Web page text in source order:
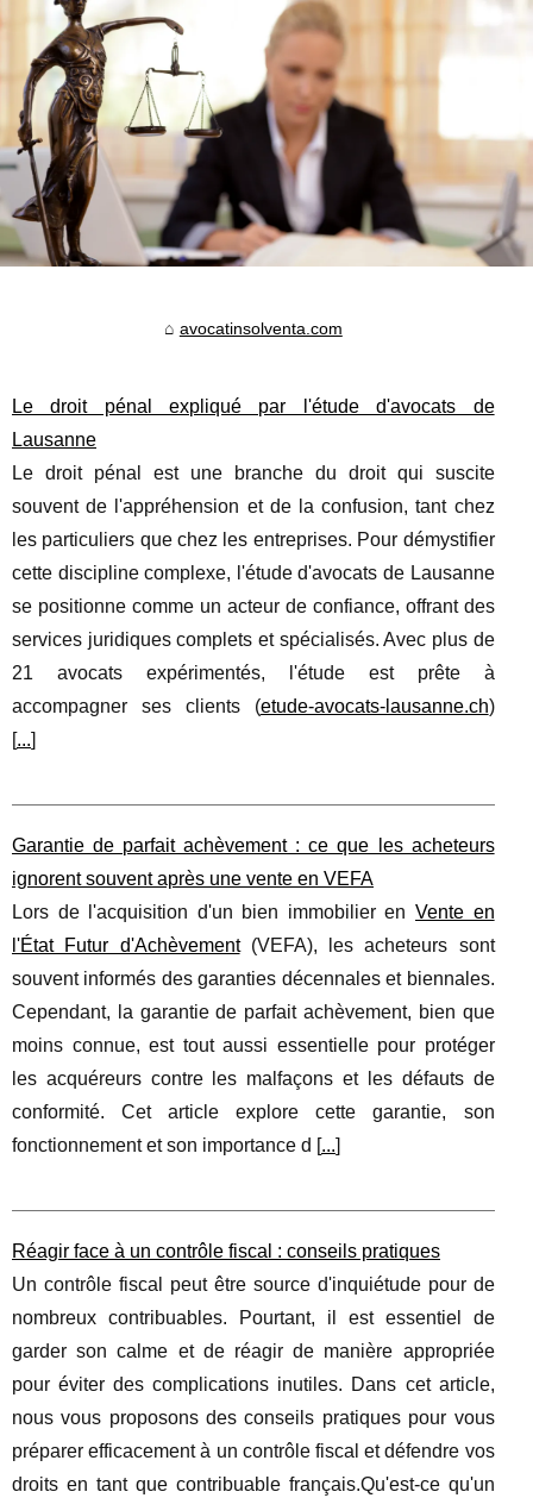
avocatinsolventa.com
Le droit pénal expliqué par l'étude d'avocats de
Lausanne
Le droit pénal est une branche du droit qui suscite
souvent de l'appréhension et de la confusion, tant chez
les particuliers que chez les entreprises. Pour démystifier
cette discipline complexe, l'étude d'avocats de Lausanne
se positionne comme un acteur de confiance, offrant des
services juridiques complets et spécialisés. Avec plus de
21 avocats expérimentés, l'étude est prête à
accompagner ses clients (etude-avocats-lausanne.ch)
[...]
Garantie de parfait achèvement : ce que les acheteurs
ignorent souvent après une vente en VEFA
Lors de l'acquisition d'un bien immobilier enVente en
l'État Futur d'Achèvement(VEFA), les acheteurs sont
souvent informés des garanties décennales et biennales.
Cependant, la garantie de parfait achèvement, bien que
moins connue, est tout aussi essentielle pour protéger
les acquéreurs contre les malfaçons et les défauts de
conformité. Cet article explore cette garantie, son
fonctionnement et son importance d [...]
Réagir face à un contrôle fiscal : conseils pratiques
Un contrôle fiscal peut être source d'inquiétude pour de
nombreux contribuables. Pourtant, il est essentiel de
garder son calme et de réagir de manière appropriée
pour éviter des complications inutiles. Dans cet article,
nous vous proposons des conseils pratiques pour vous
préparer efficacement à un contrôle fiscal et défendre vos
droits en tant que contribuable français.Qu'est-ce qu'un